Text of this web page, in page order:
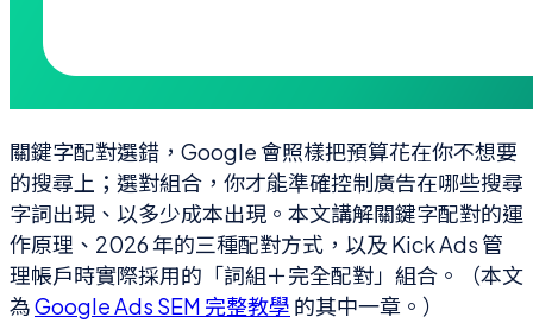
關鍵字配對選錯，Google 會照樣把預算花在你不想要
的搜尋上；選對組合，你才能準確控制廣告在哪些搜尋
字詞出現、以多少成本出現。本文講解關鍵字配對的運
作原理、2026 年的三種配對方式，以及 Kick Ads 管
理帳戶時實際採用的「詞組＋完全配對」組合。（本文
為Google Ads SEM 完整教學 的其中一章。）